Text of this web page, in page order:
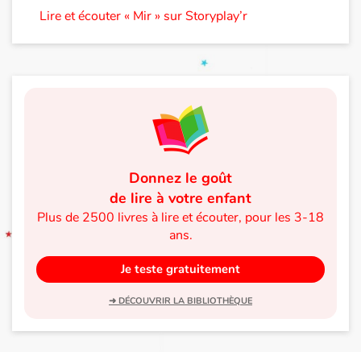
Lire et écouter « Mir » sur Storyplay’r
Donnez le goût
de lire à votre enfant
Plus de 2500 livres à lire et écouter, pour les 3-18
ans.
Je teste gratuitement
➜ DÉCOUVRIR LA BIBLIOTHÈQUE